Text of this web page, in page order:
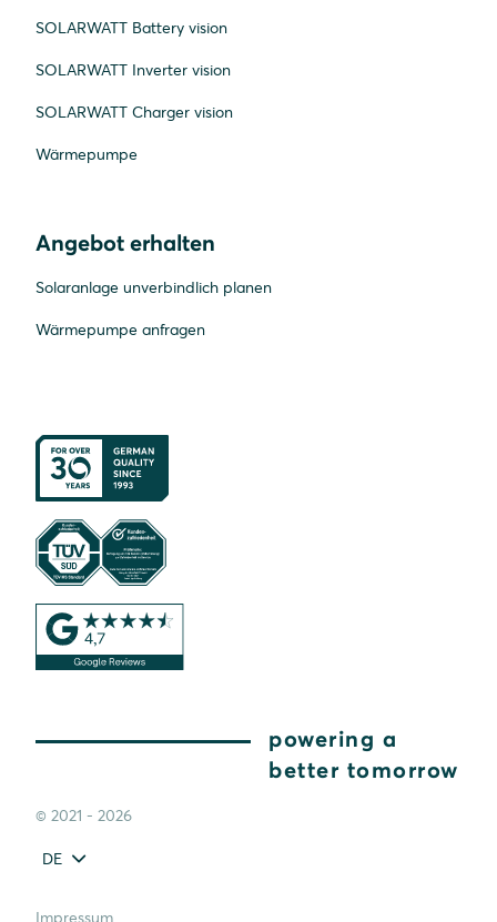
SOLARWATT Battery vision
SOLARWATT Inverter vision
SOLARWATT Charger vision
Wärmepumpe
Angebot erhalten
Solaranlage unverbindlich planen
Wärmepumpe anfragen
powering a
better tomorrow
© 2021 - 2026
DE
Impressum